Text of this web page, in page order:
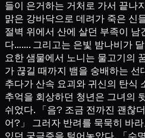
들이 은거하는 거처로 가서 끝나
맑은 강바닥으로 데려가 죽은 신
절벽 위에서 산에 살던 부족이 남
다……. 그리고는 은빛 밤나비가
요한 샘물에서 노니는 물고기의
가 끊길 때까지 뱀을 숭배하는
추다가 산속 요괴와 귀신의 탄식
추억을 회상하던 청년은 그녀의
쉬었다. 「음? 조금 전까진 괜찮
어?」 그러자 반려를 묵묵히 바